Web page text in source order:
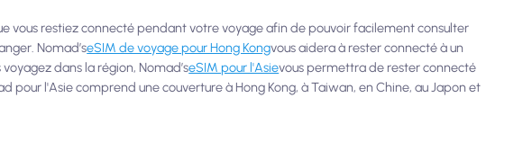
vous restiez connecté pendant votre voyage afin de pouvoir facilement consulter
Nomad’seSIM de voyage pour Hong Kongvous aidera à rester connecté à un
dans la région, Nomad’seSIM pour l'Asievous permettra de rester connecté
pour l'Asie comprend une couverture à Hong Kong, à Taiwan, en Chine, au Japon et